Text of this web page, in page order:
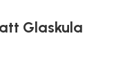
Glaskula